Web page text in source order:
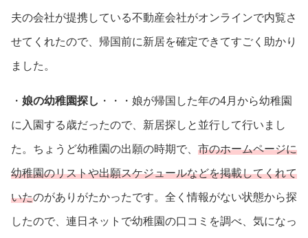
夫の会社が提携している不動産会社がオンラインで内覧さ
せてくれたので、帰国前に新居を確定できてすごく助かり
ました。
・ 娘の幼稚園探し ・・・娘が帰国した年の4月から幼稚園
に入園する歳だったので、新居探しと並行して行いまし
た。ちょうど幼稚園の出願の時期で、 市のホームページに
幼稚園のリストや出願スケジュールなどを掲載してくれて
いたのがありがたかったです。全く情報がない状態から探
したので、連日ネットで幼稚園の口コミを調べ、気になっ